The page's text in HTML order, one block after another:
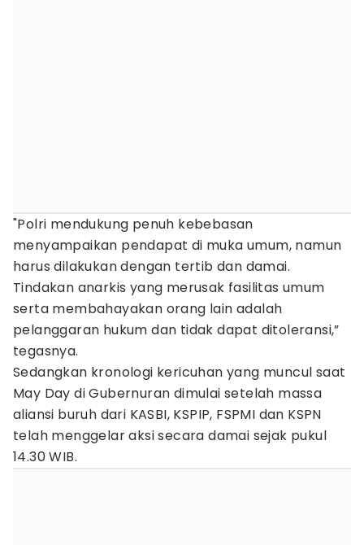
"Polri mendukung penuh kebebasan
menyampaikan pendapat di muka umum, namun
harus dilakukan dengan tertib dan damai.
Tindakan anarkis yang merusak fasilitas umum
serta membahayakan orang lain adalah
pelanggaran hukum dan tidak dapat ditoleransi,”
tegasnya.
Sedangkan kronologi kericuhan yang muncul saat
May Day di Gubernuran dimulai setelah massa
aliansi buruh dari KASBI, KSPIP, FSPMI dan KSPN
telah menggelar aksi secara damai sejak pukul
14.30 WIB.